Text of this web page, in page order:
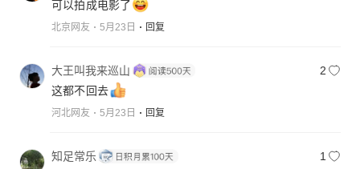
可以拍成电影了
北京网友 5月23日 回复
大王叫我来巡山
2
这都不回去
河北网友 5月23日 回复
知足常乐
1